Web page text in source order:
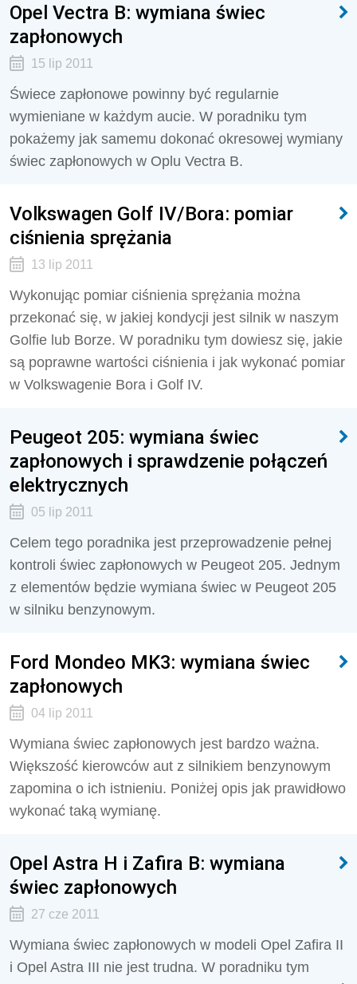
Opel Vectra B: wymiana świec
zapłonowych
15 lip 2011
Świece zapłonowe powinny być regularnie
wymieniane w każdym aucie. W poradniku tym
pokażemy jak samemu dokonać okresowej wymiany
świec zapłonowych w Oplu Vectra B.
Volkswagen Golf IV/Bora: pomiar
ciśnienia sprężania
13 lip 2011
Wykonując pomiar ciśnienia sprężania można
przekonać się, w jakiej kondycji jest silnik w naszym
Golfie lub Borze. W poradniku tym dowiesz się, jakie
są poprawne wartości ciśnienia i jak wykonać pomiar
w Volkswagenie Bora i Golf IV.
Peugeot 205: wymiana świec
zapłonowych i sprawdzenie połączeń
elektrycznych
05 lip 2011
Celem tego poradnika jest przeprowadzenie pełnej
kontroli świec zapłonowych w Peugeot 205. Jednym
z elementów będzie wymiana świec w Peugeot 205
w silniku benzynowym.
Ford Mondeo MK3: wymiana świec
zapłonowych
04 lip 2011
Wymiana świec zapłonowych jest bardzo ważna.
Większość kierowców aut z silnikiem benzynowym
zapomina o ich istnieniu. Poniżej opis jak prawidłowo
wykonać taką wymianę.
Opel Astra H i Zafira B: wymiana
świec zapłonowych
27 cze 2011
Wymiana świec zapłonowych w modeli Opel Zafira II
i Opel Astra III nie jest trudna. W poradniku tym